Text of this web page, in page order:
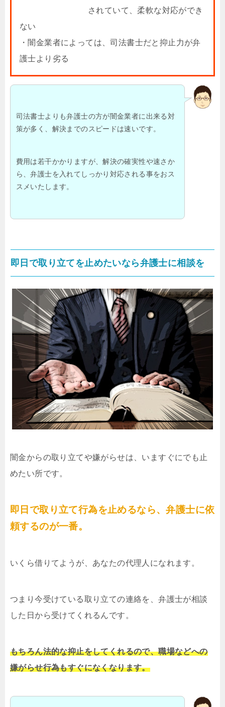
されていて、柔軟な対応ができ
ない
・闇金業者によっては、司法書士だと抑止力が弁
護士より劣る
司法書士よりも弁護士の方が闇金業者に出来る対
策が多く、解決までのスピードは速いです。
費用は若干かかりますが、解決の確実性や速さか
ら、弁護士を入れてしっかり対応される事をおス
スメいたします。
即日で取り立てを止めたいなら弁護士に相談を
闇金からの取り立てや嫌がらせは、いますぐにでも止
めたい所です。
即日で取り立て行為を止めるなら、弁護士に依
頼するのが一番。
いくら借りてようが、あなたの代理人になれます。
つまり今受けている取り立ての連絡を、弁護士が相談
した日から受けてくれるんです。
もちろん法的な抑止をしてくれるので、職場などへの
嫌がらせ行為もすぐになくなります。